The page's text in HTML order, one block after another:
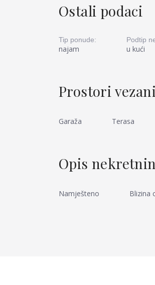
Ostali podaci
Tip ponude:
najam
Podtip
u kući
Prostori
Garaža Terasa
Opis
Namješteno Blizina